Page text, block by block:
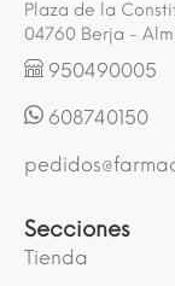
Plaza de la
04760 Berja -
950490005
608740150
Secciones
Tienda